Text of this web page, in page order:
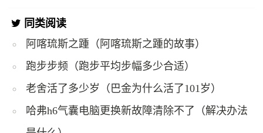
同类阅读
阿喀琉斯之踵（阿喀琉斯之踵的故事）
跑步步频（跑步平均步幅多少合适）
老舍活了多少岁（巴金为什么活了101岁）
哈弗h6气囊电脑更换新故障清除不了（解决办法